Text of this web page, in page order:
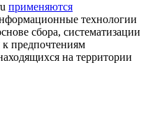
применяются
технологии
сбора, систематизации
к предпочтениям
на территории